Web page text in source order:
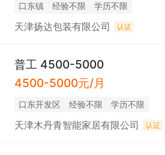
口东镇 经验不限 学历不限
天津扬达包装有限公司 认证
普工 4500-5000
4500-5000元/月
口东开发区 经验不限 学历不限
天津木丹青智能家居有限公司 认证